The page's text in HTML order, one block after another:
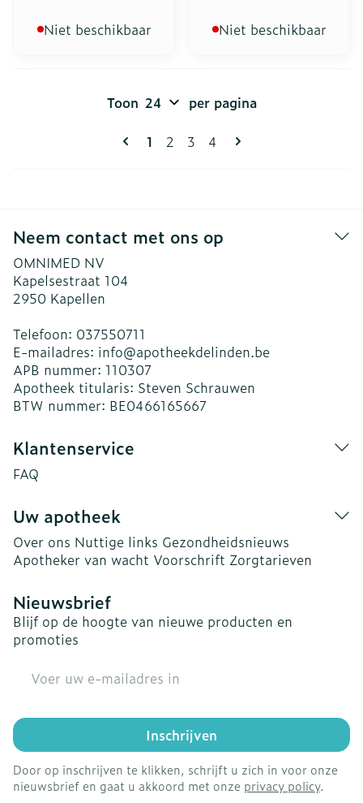
Niet beschikbaar Niet beschikbaar
Pagina's
U lees momenteel pagina
1 Pagina
2 Pagina
3 Pagina
4
Toon per pagina
Neem contact met ons op
OMNIMED NV
Kapelsestraat 104
2950 Kapellen
Telefoon: 037550711
E-mailadres: info@apotheekdelinden.be
APB nummer: 110307
Apotheek titularis: Steven Schrauwen
BTW nummer: BE0466165667
Klantenservice
FAQ
Uw apotheek
Over ons Nuttige links Gezondheidsnieuws
Apotheker van wacht Voorschrift Zorgtarieven
Nieuwsbrief
Blijf op de hoogte van nieuwe producten en
promoties
Inschrijven
Door op inschrijven te klikken, schrijft u zich in voor onze
nieuwsbrief en gaat u akkoord met onze privacy policy.